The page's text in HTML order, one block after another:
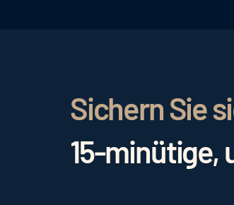
Sichern Sie
15-minütige,